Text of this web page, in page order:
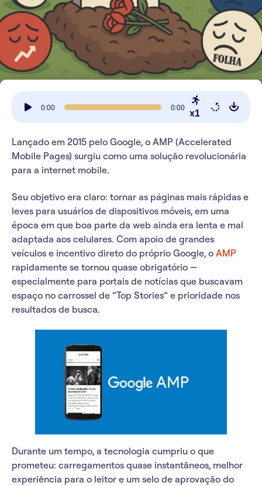
0:00 0:00
x1
Lançado em 2015 pelo Google, o AMP (Accelerated
Mobile Pages) surgiu como uma solução revolucionária
para a internet mobile.
Seu objetivo era claro: tornar as páginas mais rápidas e
leves para usuários de dispositivos móveis, em uma
época em que boa parte da web ainda era lenta e mal
adaptada aos celulares. Com apoio de grandes
veículos e incentivo direto do próprio Google, o AMP
rapidamente se tornou quase obrigatório —
especialmente para portais de notícias que buscavam
espaço no carrossel de “Top Stories” e prioridade nos
resultados de busca.
Durante um tempo, a tecnologia cumpriu o que
prometeu: carregamentos quase instantâneos, melhor
experiência para o leitor e um selo de aprovação do